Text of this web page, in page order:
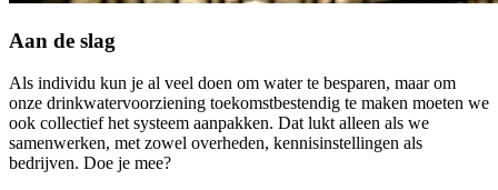
Aan de slag
Als individu kun je al veel doen om water te besparen, maar om
onze drinkwatervoorziening toekomstbestendig te maken moeten we
ook collectief het systeem aanpakken. Dat lukt alleen als we
samenwerken, met zowel overheden, kennisinstellingen als
bedrijven. Doe je mee?